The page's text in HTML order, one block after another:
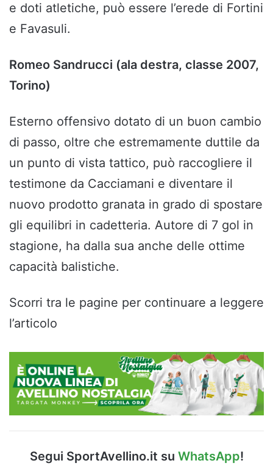
e doti atletiche, può essere l’erede di Fortini
e Favasuli.
Romeo Sandrucci (ala destra, classe 2007,
Torino)
Esterno offensivo dotato di un buon cambio
di passo, oltre che estremamente duttile da
un punto di vista tattico, può raccogliere il
testimone da Cacciamani e diventare il
nuovo prodotto granata in grado di spostare
gli equilibri in cadetteria. Autore di 7 gol in
stagione, ha dalla sua anche delle ottime
capacità balistiche.
Scorri tra le pagine per continuare a leggere
l’articolo
Segui SportAvellino.it su WhatsApp!